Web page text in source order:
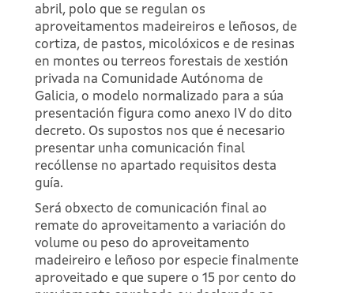
abril, polo que se regulan os
aproveitamentos madeireiros e leñosos, de
cortiza, de pastos, micolóxicos e de resinas
en montes ou terreos forestais de xestión
privada na Comunidade Autónoma de
Galicia, o modelo normalizado para a súa
presentación figura como anexo IV do dito
decreto. Os supostos nos que é necesario
presentar unha comunicación final
recóllense no apartado requisitos desta
guía.
Será obxecto de comunicación final ao
remate do aproveitamento a variación do
volume ou peso do aproveitamento
madeireiro e leñoso por especie finalmente
aproveitado e que supere o 15 por cento do